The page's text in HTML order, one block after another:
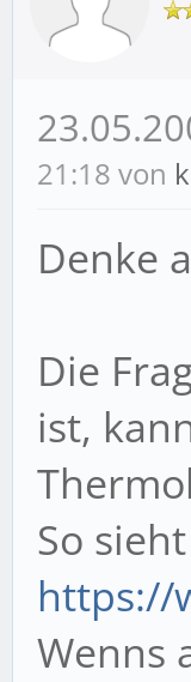
21:18 von
Denke
Die
ist,
So
https://
Wenns